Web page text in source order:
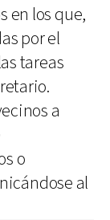
en los que,
por el
tareas
a
o
al